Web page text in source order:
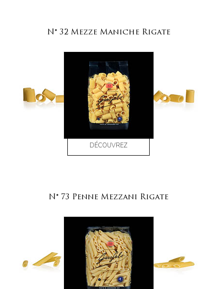
N° 32 Mezze Maniche Rigate
DÉCOUVREZ
N° 73 Penne Mezzani Rigate